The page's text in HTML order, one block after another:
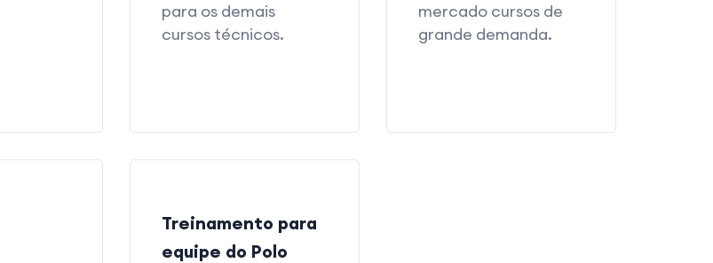
para os demais
cursos técnicos.
mercado cursos de
grande demanda.
Treinamento para
equipe do Polo